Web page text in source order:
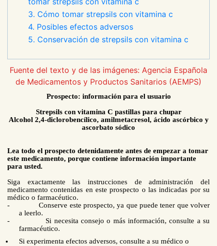
3. Cómo tomar strepsils con vitamina c
4. Posibles efectos adversos
5. Conservación de strepsils con vitamina c
Fuente del texto y de las imágenes: Agencia Española
de Medicamentos y Productos Sanitarios (AEMPS)
Prospecto: información para el usuario
Strepsils con vitamina C pastillas para chupar
Alcohol 2,4-diclorobencílico, amilmetacresol, ácido ascórbico y
ascorbato sódico
Lea todo el prospecto detenidamente antes de empezar a tomar
este medicamento, porque contiene información importante
para usted.
Siga exactamente las instrucciones de administración del
medicamento contenidas en este prospecto o las indicadas por su
médico o farmacéutico.
-
Conserve este prospecto, ya que puede tener que volver
a leerlo.
-
Si necesita consejo o más información, consulte a su
farmacéutico.
Si experimenta efectos adversos, consulte a su médico o